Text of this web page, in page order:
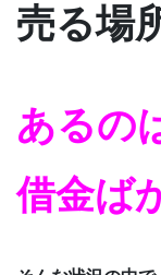
売る場
あるの
借金ば